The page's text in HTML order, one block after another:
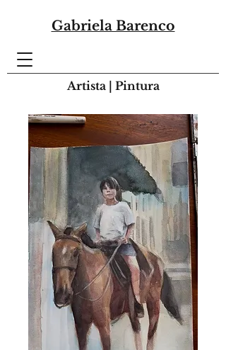
Gabriela Barenco
Artista | Pintura